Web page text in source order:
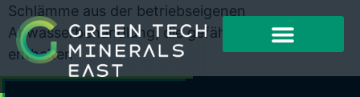
Schlämme aus der betriebseigenen
Abwasserbehandlung, die gefährliche Stoffe
enthalten